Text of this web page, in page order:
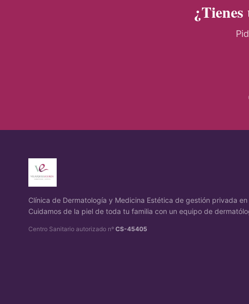
Clínica de Dermatología y Medicina Estética de gestión privada
Cuidamos de la piel de toda tu familia con un equipo de
Centro Sanitario autorizado nº CS-45405